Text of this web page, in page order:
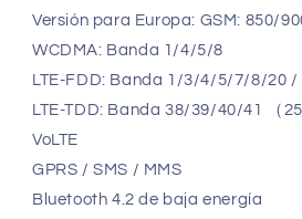
Versión para Europa: GSM: 850/
WCDMA: Banda 1/4/5/8
LTE-FDD: Banda 1/3/4/5/7/8/20 /
LTE-TDD: Banda 38/39/40/41 （
VoLTE
GPRS / SMS / MMS
Bluetooth 4.2 de baja energía